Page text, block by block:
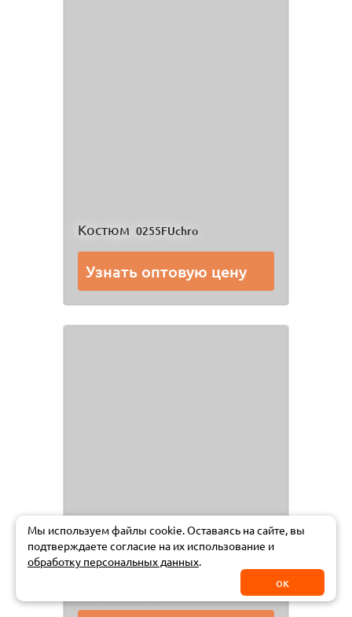
Костюм 0255FUchro
Узнать оптовую цену
Мы используем файлы cookie. Оставаясь на сайте, вы
подтверждаете согласие на их использование и
обработку персональных данных
ок